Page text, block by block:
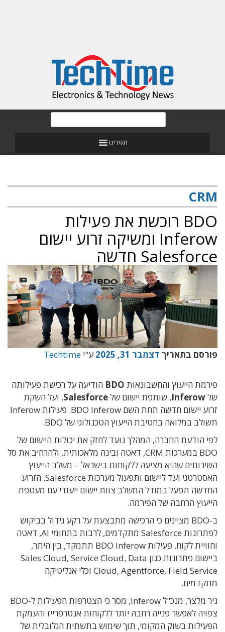
תפריט
CRM
BDO רוכשת את פעילות
Inferow ומשיקה זרוע יישום
Salesforce חדשה
פורסם בתאריך דצמבר 31, 2025 ע"י Techtime
פירמת הייעוץ והחשבונאות BDO הודיעה על רכישת פעילותה
שלInferow, שותפת יישום שלSalesforce, ועל השקת
זרוע יישום חדשה תחת השם BDO Inferow. פעילות Inferow
תשולב במלואה בחטיבת הייעוץ הטכנולוגי של BDO.
לפי הודעת החברה, המהלך נועד לחזק את יכולות היישום של
BDO במערכות CRM, דאטה ובינה מלאכותית, ולהרחיב את סל
השירותים שהיא מציעה ללקוחות בישראל – משלב הייעוץ
האסטרטגי ועד ליישום ותפעול מערכות Salesforce. הזרוע
החדשה תפעל במודל המשלב צוות יישום ייעודי עם מעטפת
הייעוץ הרחבה של הפירמה.
ב-BDO מציינים כי הרכישה מתבצעת על רקע גידול בביקוש
לפתרונות Salesforce מתקדמים, לרבות בתחומי AI, דאטה
וחוויית לקוח. פעילות BDO Inferow תתמקד, בין היתר,
ביישום פתרונות כגון Sales Cloud, Service Cloud, Data
Cloud, Agentforce, Field Service וכלי אנליטיקה
מתקדמים.
ניר מלצר, מנכ"ל Inferow, מסר כי הצטרפות הפעילות ל-BDO
צפויה לאפשר פנייה רחבה יותר ללקוחות אנטרפרייז והעמקת
הפעילות בשוק המקומי, תוך שימוש בתשתית הגלובלית של